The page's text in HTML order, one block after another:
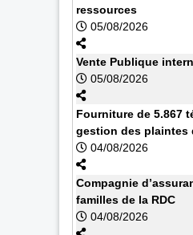
ressources
05/08/2026
Vente Publique
05/08/2026
Fourniture de 5.867
gestion des plaintes
04/08/2026
Compagnie
familles de la RDC
04/08/2026